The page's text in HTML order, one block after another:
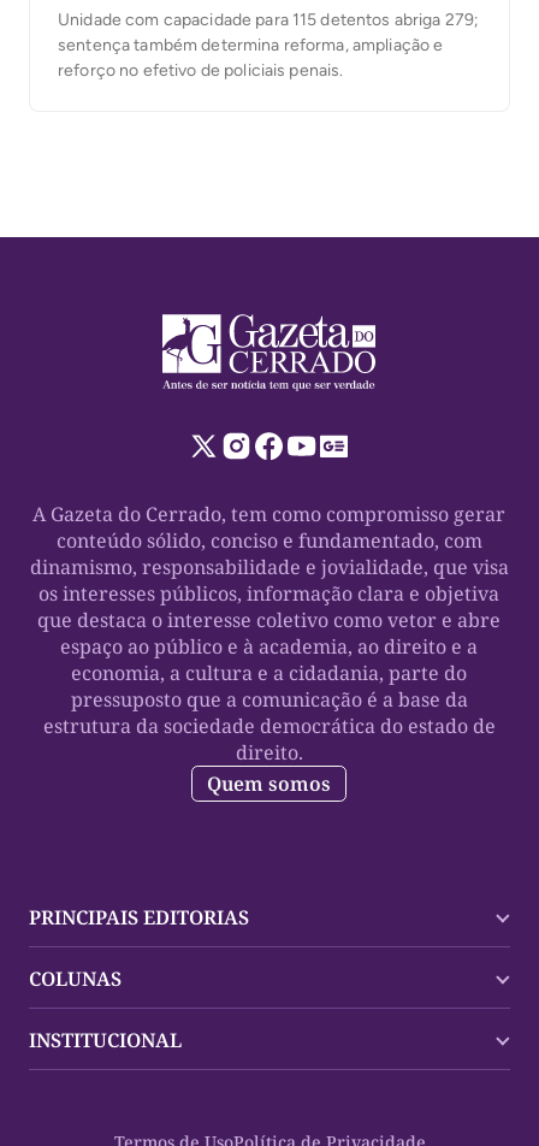
Unidade com capacidade para 115 detentos abriga 279;
sentença também determina reforma, ampliação e
reforço no efetivo de policiais penais.
A Gazeta do Cerrado, tem como compromisso gerar
conteúdo sólido, conciso e fundamentado, com
dinamismo, responsabilidade e jovialidade, que visa
os interesses públicos, informação clara e objetiva
que destaca o interesse coletivo como vetor e abre
espaço ao público e à academia, ao direito e a
economia, a cultura e a cidadania, parte do
pressuposto que a comunicação é a base da
estrutura da sociedade democrática do estado de
direito.
Quem somos
PRINCIPAIS EDITORIAS
Palmas
Mundo
COLUNAS
Policial
INSTITUCIONAL
Termos de UsoPolítica de Privacidade